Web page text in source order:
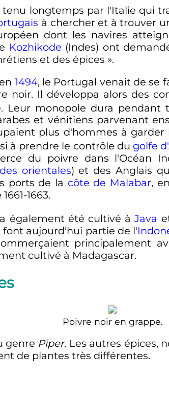
longtemps par l'Italie qui
à chercher et à trouver
dont les navires
Kozhikode (Indes) ont
et des épices ».
en 1494, le Portugal venait de se
noir. Il développa alors des
Leur monopole dura
et vénitiens parvenant
plus d'hommes à
à prendre le contrôle du golfe
du poivre dans l'Océan
orientales) et des Anglais
ports de la côte de Malabar,
1663.
également été cultivé àJava
font aujourd'hui partie de l'
principalement
cultivé à Madagascar.
Poivre noir en grappe.
genre Piper. Les autres épices,
de plantes très différentes.